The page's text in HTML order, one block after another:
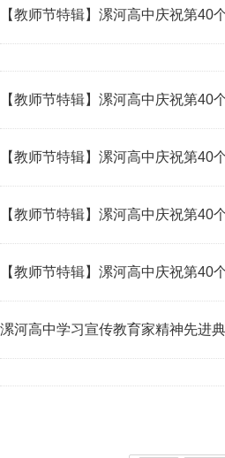
【教师节特辑】漯河高中庆祝第40
【教师节特辑】漯河高中庆祝第40
【教师节特辑】漯河高中庆祝第40
【教师节特辑】漯河高中庆祝第40
【教师节特辑】漯河高中庆祝第40
漯河高中学习宣传教育家精神先进